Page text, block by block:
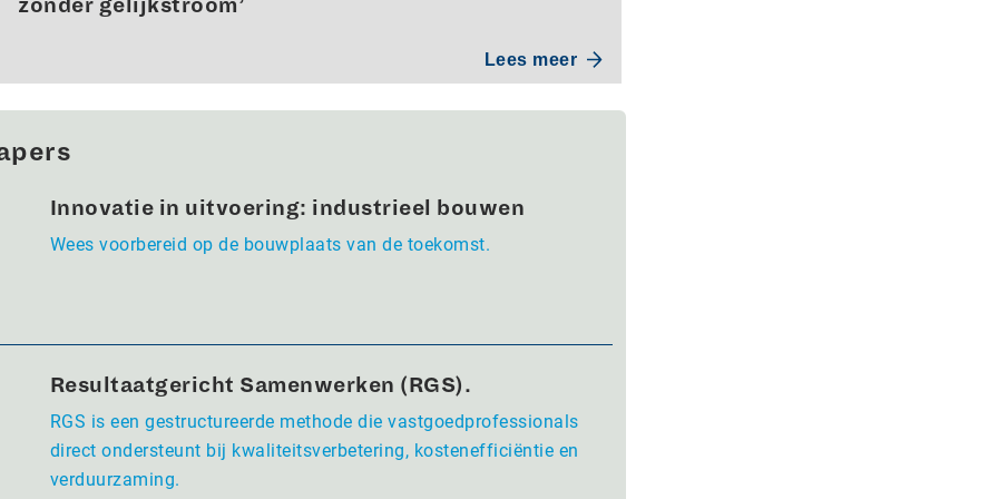
zonder gelijkstroom’
Lees meer
Innovatie in uitvoering: industrieel bouwen
Wees voorbereid op de bouwplaats van de toekomst.
Resultaatgericht Samenwerken (RGS).
RGS is een gestructureerde methode die vastgoedprofessionals
direct ondersteunt bij kwaliteitsverbetering, kostenefficiëntie en
verduurzaming.